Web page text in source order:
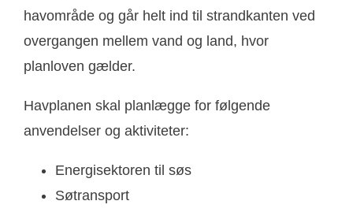
havområde og går helt ind til strandkanten ved
overgangen mellem vand og land, hvor
planloven gælder.
Havplanen skal planlægge for følgende
anvendelser og aktiviteter:
Energisektoren til søs
Søtransport